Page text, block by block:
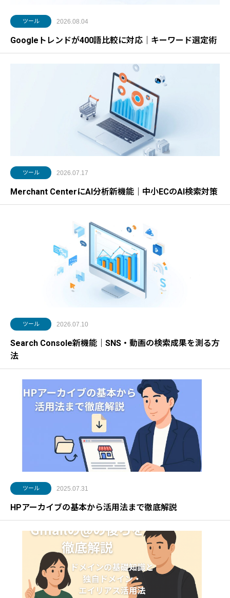
ツール 2026.08.04
Googleトレンドが400語比較に対応｜キーワード選定術
ツール 2026.07.17
Merchant CenterにAI分析新機能｜中小ECのAI検索対策
ツール 2026.07.10
Search Console新機能｜SNS・動画の検索成果を測る方
法
ツール 2025.07.31
HPアーカイブの基本から活用法まで徹底解説